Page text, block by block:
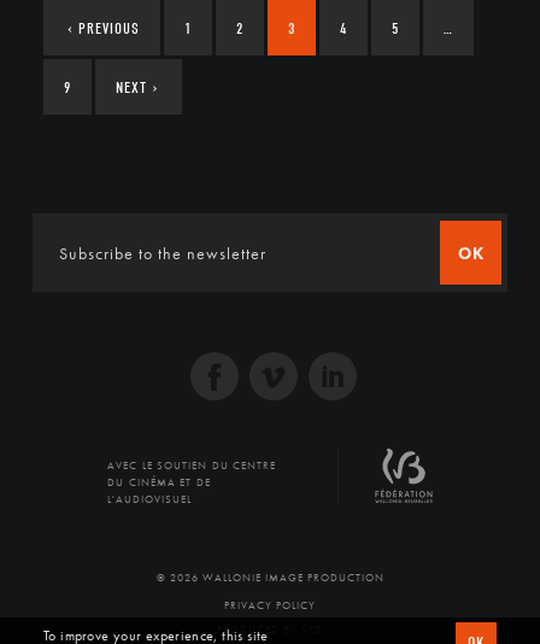
‹ PREVIOUS 1 2 3 4 5 …
9 NEXT ›
OK
AVEC LE SOUTIEN DU CENTRE
DU CINÉMA ET DE
L'AUDIOVISUEL
© 2026 WALLONIE IMAGE PRODUCTION
PRIVACY POLICY
PRODUCED BY SFD
To improve your experience, this site